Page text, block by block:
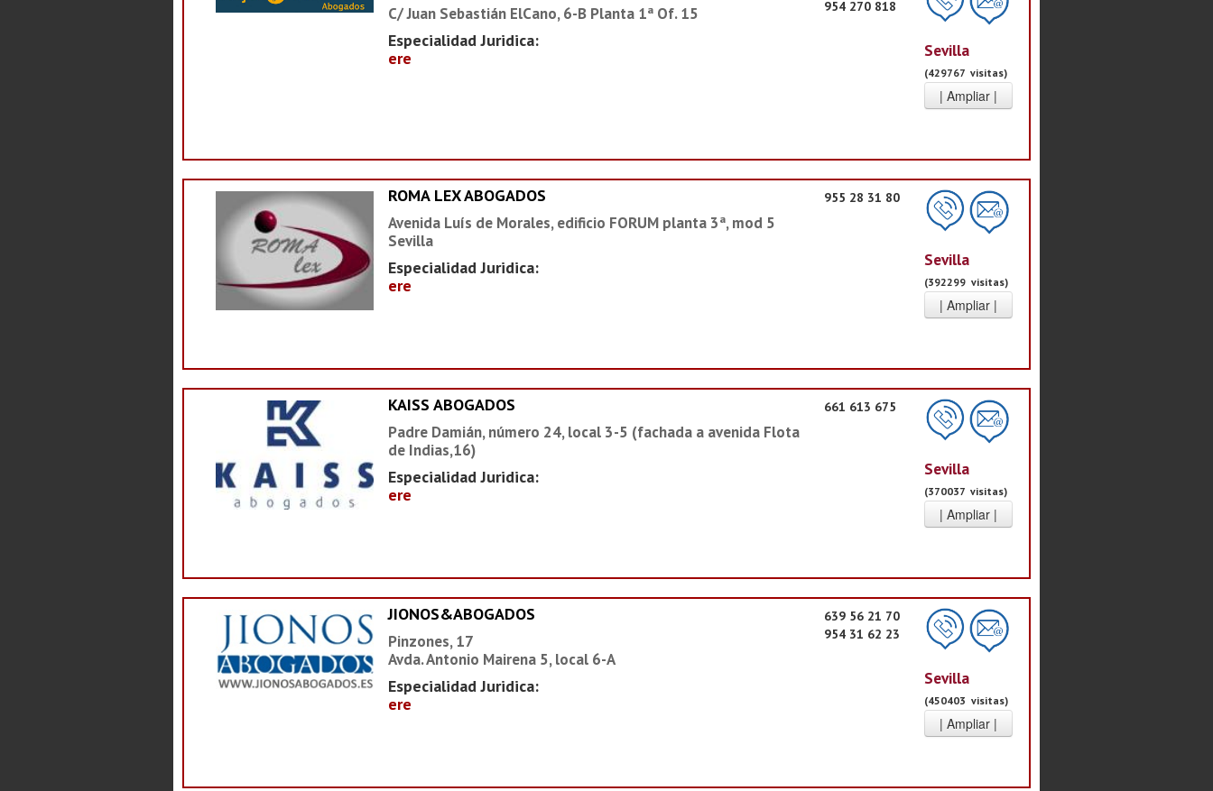
C/ Juan Sebastián ElCano, 6-B Planta 1ª Of. 15
Especialidad Juridica:
ere
954 270 818
Sevilla
(429767 visitas)
ROMA LEX ABOGADOS
Avenida Luís de Morales, edificio FORUM planta 3ª, mod 5
Sevilla
Especialidad Juridica:
ere
955 28 31 80
Sevilla
(392299 visitas)
KAISS ABOGADOS
Padre Damián, número 24, local 3-5 (fachada a avenida Flota
de Indias,16)
Especialidad Juridica:
ere
661 613 675
Sevilla
(370037 visitas)
JIONOS&ABOGADOS
Pinzones, 17
Avda. Antonio Mairena 5, local 6-A
Especialidad Juridica:
ere
639 56 21 70
954 31 62 23
Sevilla
(450403 visitas)